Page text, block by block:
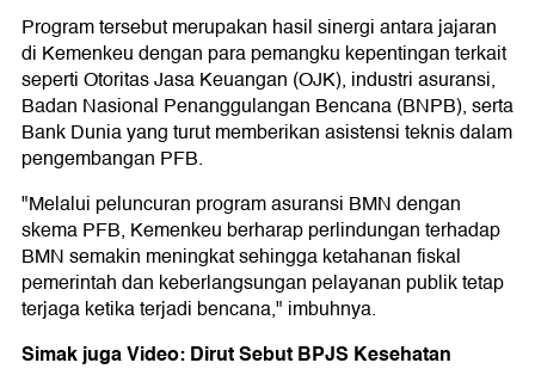
Program tersebut merupakan hasil sinergi antara jajaran
di Kemenkeu dengan para pemangku kepentingan terkait
seperti Otoritas Jasa Keuangan (OJK), industri asuransi,
Badan Nasional Penanggulangan Bencana (BNPB), serta
Bank Dunia yang turut memberikan asistensi teknis dalam
pengembangan PFB.
"Melalui peluncuran program asuransi BMN dengan
skema PFB, Kemenkeu berharap perlindungan terhadap
BMN semakin meningkat sehingga ketahanan fiskal
pemerintah dan keberlangsungan pelayanan publik tetap
terjaga ketika terjadi bencana," imbuhnya.
Simak juga Video: Dirut Sebut BPJS Kesehatan